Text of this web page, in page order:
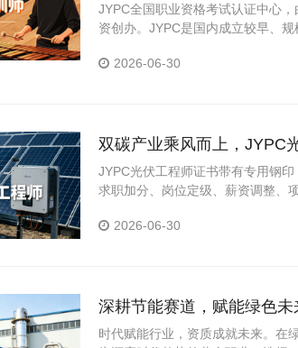
JYPC全国职业资格考试认证中心
资创办。JYPC是国内成立较早、
2026-06-30
双碳产业乘风而上，JYPC
JYPC光伏工程师证书带有专用钢
求职加分、岗位定级、薪资调整、
2026-06-30
深耕节能赛道，赋能绿色
时代赋能行业，资质成就未来。在